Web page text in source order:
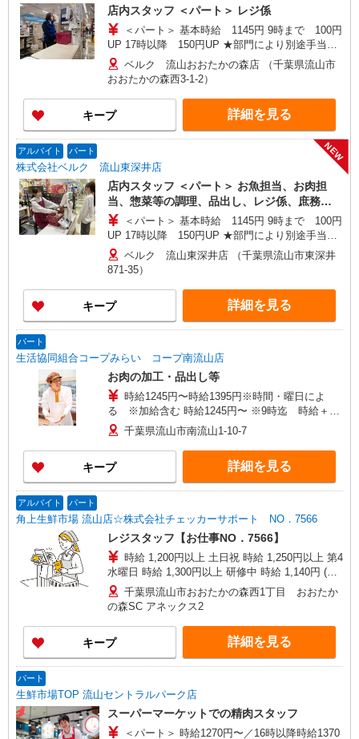
町、東松山市、鴻巣市、行田市、 羽生市、加須
市、熊谷市、深谷市、本庄市、上里町、秩父市、
三郷市、寄居町、和光市、白岡市 ＜東京都＞ 江戸
川区、足立区、町田市、八王子市、青梅市、東大
和市、葛飾区、練馬区 ＜神奈川県＞ 横浜市鶴見
区、横浜市都筑区、座間市、伊勢原市、相模原市
市、流山市、野田市、柏市、八千代市、習志野
市、千葉市中央区、鎌ケ谷市、印西市、佐倉市、
白井市、船橋市、我孫子市、浦安市、富里市 ＜群
馬県＞ 高崎市、前橋市、藤岡市、伊勢崎市、太田
市、大泉町、館林市、渋川市、中之条町 ＜茨城県
＞古河市 ＜栃木県＞佐野市、小山市
店内スタッフ ＜パート＞ レジ係
＜パート＞ 基本時給 1145円 9時まで 100円
UP 17時以降 150円UP ★部門により別途手当が
つく場合あり ※22時以降 基本時給より25％UP
★評価制度で時給UP！ ★パートは日・祝日は更
に時給100円UP！ 上記時間帯は募集時間ではあり
ません。募集時間は勤務時間・曜日欄でご確認く
ださい。
ベルク 流山おおたかの森店 （千葉県流山市
おおたかの森西3-1-2）
キープ 詳細を見る
アルバイト パート
株式会社ベルク 流山東深井店
NEW
店内スタッフ ＜パート＞ お魚担当、お肉担
当、惣菜等の調理、品出し、レジ係、庶務
（カート回収・清掃、他） ＜学生アルバイト
＞ レジ係
＜パート＞ 基本時給 1145円 9時まで 100円
UP 17時以降 150円UP ★部門により別途手当が
つく場合あり ＜学生アルバイト＞ 17時まで 基
本時給1145円 17時以降 時給1195円（一律夜間
手当含む） ※22時以降は18歳以上（高校生不可）
※22時以降 基本時給より25％UP ★評価制度で
時給UP！ ★パートは日・祝日は更に時給100円
UP！ 上記時間帯は募集時間ではありません。募
ベルク 流山東深井店 （千葉県流山市東深井
871-35）
キープ 詳細を見る
パート
生活協同組合コープみらい コープ南流山店
お肉の加工・品出し等
時給1245円〜時給1395円※時間・曜日によ
る ※加給含む 時給1245円〜 ※9時迄 時給＋
100円 ※16時（17時）以降 時給＋150円 ※日・
祝日 時給＋150円
千葉県流山市南流山1-10-7
キープ 詳細を見る
アルバイト パート
角上生鮮市場 流山店☆株式会社チェッカーサポート NO．7566
レジスタッフ【お仕事NO．7566】
時給 1,200円以上 土日祝 時給 1,250円以上 第4
水曜日 時給 1,300円以上 研修中 時給 1,140円 (研
修期間 30 時間 )
千葉県流山市おおたかの森西1丁目 おおたか
の森SC アネックス2
キープ 詳細を見る
パート
生鮮市場TOP 流山セントラルパーク店
スーパーマーケットでの精肉スタッフ
＜パート＞ 時給1270円〜／16時以降時給1370